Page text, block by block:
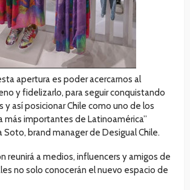
apertura es poder acercarnos al
y fidelizarlo, para seguir conquistando
y así posicionar Chile como uno de los
más importantes de Latinoamérica”
Soto, brand manager de Desigual Chile.
reunirá a medios, influencers y amigos de
no solo conocerán el nuevo espacio de